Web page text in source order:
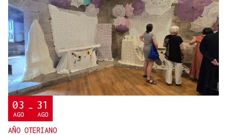
03
AGO - 31
AGO
AÑO OTERIANO